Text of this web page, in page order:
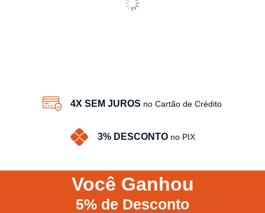
4X SEM JUROS no Cartão de Crédito
3% DESCONTO no PIX
Você Ganhou
5% de Desconto